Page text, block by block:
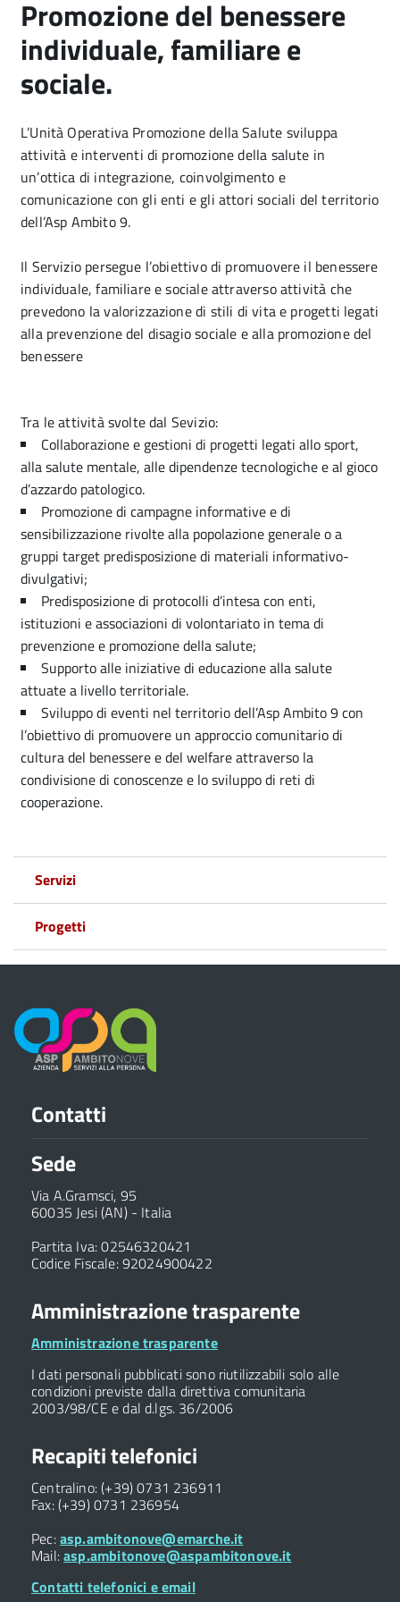
Promozione del benessere
individuale, familiare e
sociale.
L’Unità Operativa Promozione della Salute sviluppa
attività e interventi di promozione della salute in
un’ottica di integrazione, coinvolgimento e
comunicazione con gli enti e gli attori sociali del territorio
dell’Asp Ambito 9.
Il Servizio persegue l’obiettivo di promuovere il benessere
individuale, familiare e sociale attraverso attività che
prevedono la valorizzazione di stili di vita e progetti legati
alla prevenzione del disagio sociale e alla promozione del
benessere
Tra le attività svolte dal Sevizio:
Collaborazione e gestioni di progetti legati allo sport,
alla salute mentale, alle dipendenze tecnologiche e al gioco
d’azzardo patologico.
Promozione di campagne informative e di
sensibilizzazione rivolte alla popolazione generale o a
gruppi target predisposizione di materiali informativo-
divulgativi;
Predisposizione di protocolli d’intesa con enti,
istituzioni e associazioni di volontariato in tema di
prevenzione e promozione della salute;
Supporto alle iniziative di educazione alla salute
attuate a livello territoriale.
Sviluppo di eventi nel territorio dell’Asp Ambito 9 con
l’obiettivo di promuovere un approccio comunitario di
cultura del benessere e del welfare attraverso la
condivisione di conoscenze e lo sviluppo di reti di
cooperazione.
Servizi
Progetti
Contatti
Sede
Via A.Gramsci, 95
60035 Jesi (AN) - Italia
Partita Iva: 02546320421
Codice Fiscale: 92024900422
Amministrazione trasparente
Amministrazione trasparente
I dati personali pubblicati sono riutilizzabili solo alle
condizioni previste dalla direttiva comunitaria
2003/98/CE e dal d.lgs. 36/2006
Recapiti telefonici
Centralino: (+39) 0731 236911
Fax: (+39) 0731 236954
Pec:asp.ambitonove@emarche.it
Mail:asp.ambitonove@aspambitonove.it
Contatti telefonici e email